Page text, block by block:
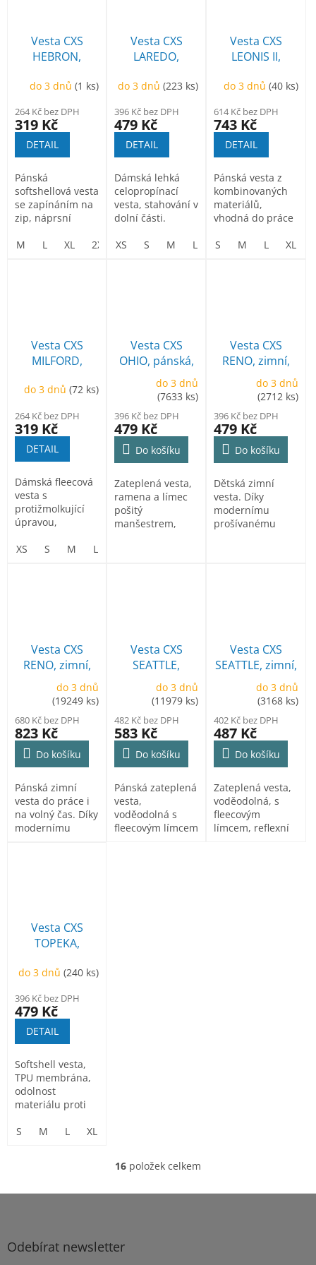
Vesta CXS
HEBRON,
červená
do 3 dnů(1 ks)
264 Kč bez DPH
319 Kč
DETAIL
Pánská
softshellová vesta
se zapínáním na
zip, náprsní
boční kapsy na...
M L XL 2XL 3XL
Vesta CXS
LAREDO,
do 3 dnů(223 ks)
396 Kč bez DPH
479 Kč
DETAIL
Dámská lehká
celopropínací
vesta, stahování v
dolní části.
XS
S M L XL 2XL
Vesta CXS
LEONIS II,
HV modro/
doplňky
do 3 dnů (40 ks)
614 Kč bez DPH
743 Kč
DETAIL
Pánská vesta z
kombinovaných
materiálů,
vhodná do práce
Vesta má...
S M L XL
Vesta CXS
MILFORD,
fleecová, bílo -
do 3 dnů(72 ks)
264 Kč bez DPH
319 Kč
DETAIL
Dámská fleecová
vesta s
protižmolkující
úpravou,
boční kapsy na
XS S M L
Vesta CXS
OHIO, pánská,
zimnído 3 dnů
(7633 ks)
396 Kč bez DPH
479 Kč
Do košíku
Zateplená vesta,
ramena a límec
pošitý
manšestrem,
Vesta CXS
RENO, zimní,
dětská
do 3 dnů
(2712 ks)
396 Kč bez DPH
479 Kč
Do košíku
Dětská zimní
vesta. Díky
modernímu
prošívanému
Vesta CXS
RENO, zimní,
pánská
do 3 dnů
(19249 ks)
680 Kč bez DPH
823 Kč
Do košíku
Pánská zimní
vesta do práce i
na volný čas. Díky
modernímu
Vesta CXS
SEATTLE,
pánská, zimní,
fleece
do 3 dnů
(11979 ks)
482 Kč bez DPH
583 Kč
Do košíku
Pánská zateplená
vesta,
voděodolná s
fleecovým límcem
Vesta CXS
SEATTLE, zimní,
pánská
do 3 dnů
(3168 ks)
402 Kč bez DPH
487 Kč
Do košíku
Zateplená vesta,
voděodolná, s
fleecovým
límcem, reflexní
Vesta CXS
TOPEKA,
pánská, černá
do 3 dnů(240 ks)
396 Kč bez DPH
479 Kč
DETAIL
Softshell vesta,
TPU membrána,
odolnost
materiálu proti
000 mm,...
S M L XL
O
l
16 položek celkem
Z
Odebírat newsletter